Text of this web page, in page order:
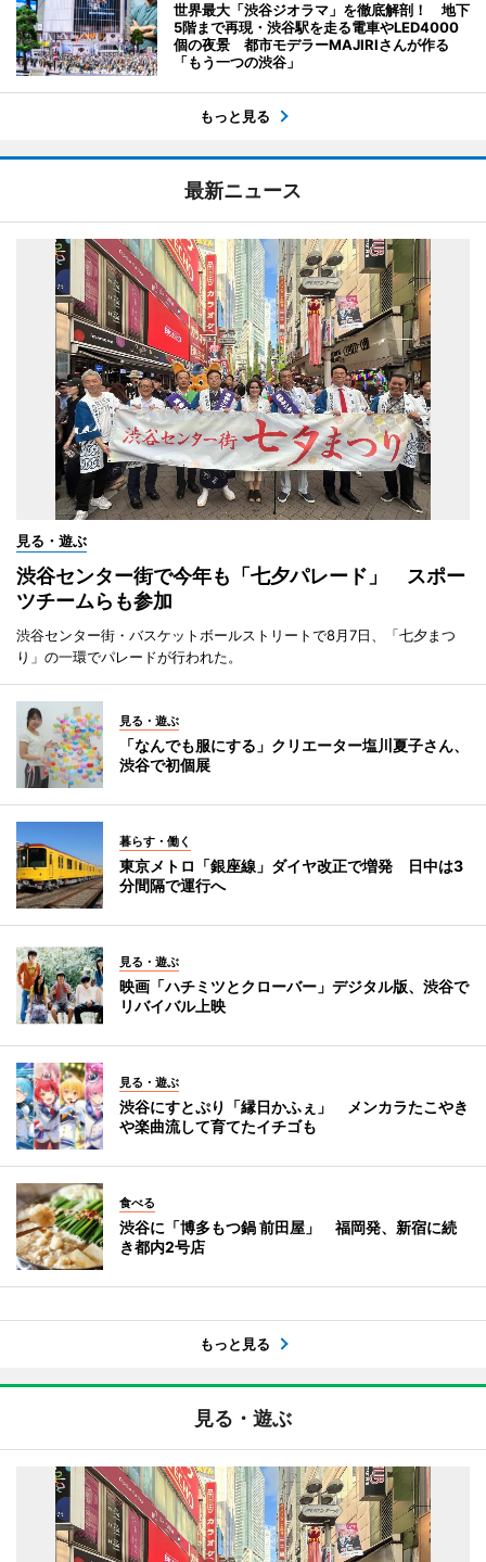
世界最大「渋谷ジオラマ」を徹底解剖！ 地下
5階まで再現・渋谷駅を走る電車やLED4000
個の夜景 都市モデラーMAJIRIさんが作る
「もう一つの渋谷」
もっと見る
最新ニュース
見る・遊ぶ
渋谷センター街で今年も「七夕パレード」 スポー
ツチームらも参加
渋谷センター街・バスケットボールストリートで8月7日、「七夕まつ
り」の一環でパレードが行われた。
見る・遊ぶ
「なんでも服にする」クリエーター塩川夏子さん、
渋谷で初個展
暮らす・働く
東京メトロ「銀座線」ダイヤ改正で増発 日中は3
分間隔で運行へ
見る・遊ぶ
映画「ハチミツとクローバー」デジタル版、渋谷で
リバイバル上映
見る・遊ぶ
渋谷にすとぷり「縁日かふぇ」 メンカラたこやき
や楽曲流して育てたイチゴも
食べる
渋谷に「博多もつ鍋 前田屋」 福岡発、新宿に続
き都内2号店
もっと見る
見る・遊ぶ